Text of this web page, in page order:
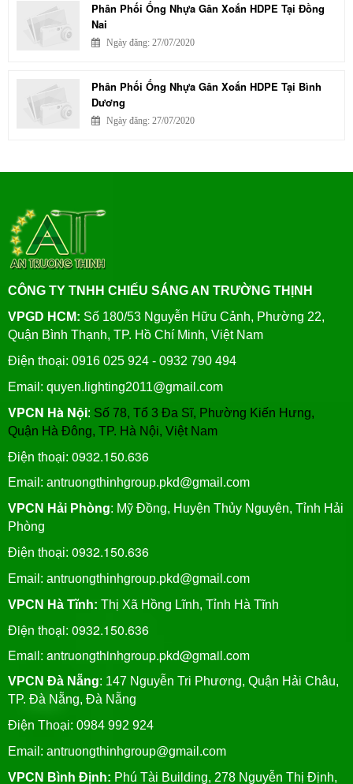
Phân Phối Ống Nhựa Gân Xoắn HDPE Tại Đồng
Nai
Ngày đăng: 27/07/2020
Phân Phối Ống Nhựa Gân Xoắn HDPE Tại Bình
Dương
Ngày đăng: 27/07/2020
CÔNG TY TNHH CHIẾU SÁNG AN TRƯỜNG THỊNH
VPGD HCM: Số 180/53 Nguyễn Hữu Cảnh, Phường 22,
Quận Bình Thạnh, TP. Hồ Chí Minh, Việt Nam
Điện thoại: 0916 025 924 - 0932 790 494
Email: quyen.lighting2011@gmail.com
VPCN Hà Nội: Số 78, Tổ 3 Đa Sĩ, Phường Kiến Hưng,
Quận Hà Đông, TP. Hà Nội, Việt Nam
Điện thoại: 0932.150.636
Email: antruongthinhgroup.pkd@gmail.com
VPCN Hải Phòng: Mỹ Đồng, Huyện Thủy Nguyên, Tỉnh Hải
Phòng
Điện thoại: 0932.150.636
Email: antruongthinhgroup.pkd@gmail.com
VPCN Hà Tĩnh: Thị Xã Hồng Lĩnh, Tỉnh Hà Tĩnh
Điện thoại: 0932.150.636
Email: antruongthinhgroup.pkd@gmail.com
VPCN Đà Nẵng: 147 Nguyễn Tri Phương, Quận Hải Châu,
TP. Đà Nẵng, Đà Nẵng
Điện Thoại: 0984 992 924
Email: antruongthinhgroup@gmail.com
VPCN Bình Định: Phú Tài Building, 278 Nguyễn Thị Định,